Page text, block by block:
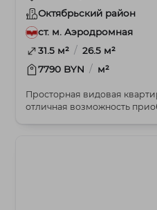
Октябрьский район
ст. м. Аэродромная
31.5 м² / 26.5 м²
7790 BYN / м²
Просторная видовая
отличная возможность